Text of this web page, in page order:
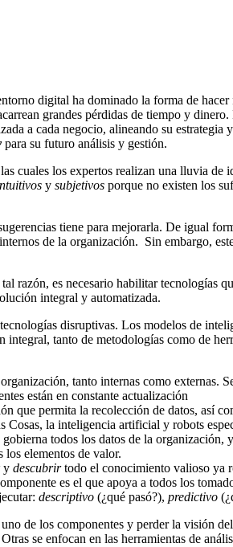
digital ha dominado la forma de
grandes pérdidas de tiempo y dinero.
a cada negocio, alineando su
para su futuro análisis y gestión.
cuales los expertos realizan una lluvia
y subjetivos porque no existen los
tiene para mejorarla. De igual
de la organización. Sin embargo,
razón, es necesario habilitar tecnologías
integral y automatizada.
disruptivas. Los modelos de
tanto de metodologías como de
tanto internas como externas.
están en constante actualización
que permita la recolección de datos, así
Cosas, la inteligencia artificial y robots
todos los datos de la
elementos de valor.
y descubrirtodo el conocimiento valioso ya
es el que apoya a todos los
descriptivo (¿qué pasó?), predictivo
de los componentes y perder la visión
se enfocan en las herramientas de